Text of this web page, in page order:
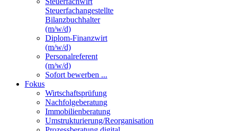
Steuerfachangestellte
Bilanzbuchhalter
(m/w/d)
Diplom-Finanzwirt
(m/w/d)
Personalreferent
(m/w/d)
Sofort bewerben ...
Fokus
Wirtschaftsprüfung
Nachfolgeberatung
Immobilienberatung
Umstrukturierung/Reorganisation